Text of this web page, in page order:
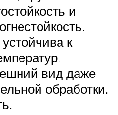
и
к
вид даже
обработки.